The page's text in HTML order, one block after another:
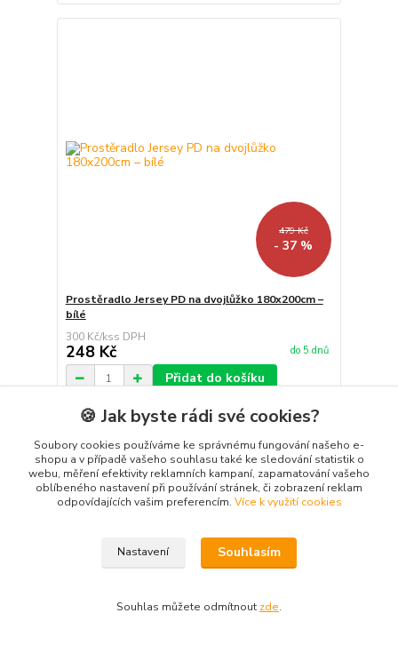
479 Kč
- 37 %
Prostěradlo Jersey PD na dvojlůžko 180x200cm –
bílé
300 Kč/ks
248 Kč do 5 dnů
Přidat do košíku
🍪 Jak byste rádi své cookies?
Soubory cookies používáme ke správnému fungování našeho e-
shopu a v případě vašeho souhlasu také ke sledování statistik o
webu, měření efektivity reklamních kampaní, zapamatování vašeho
oblíbeného nastavení při používání stránek, či zobrazení reklam
odpovídajících vašim preferencím. Více k využití cookies
Nastavení Souhlasím
Souhlas můžete odmítnout zde.